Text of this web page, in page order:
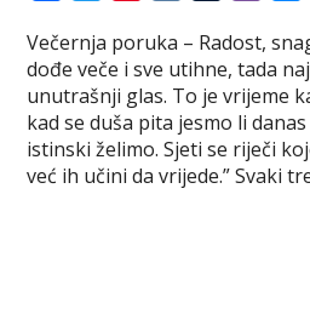
c
e
b
o
o
i
t
t
e
r
n
t
e
r
e
m
b
l
r
b
e
r
Večernja poruka – Radost,
dođe veče i sve utihne, tada
unutrašnji glas. To je vrijeme
kad se duša pita jesmo li
istinski želimo. Sjeti se riječi
već ih učini da vrijede.” Svaki